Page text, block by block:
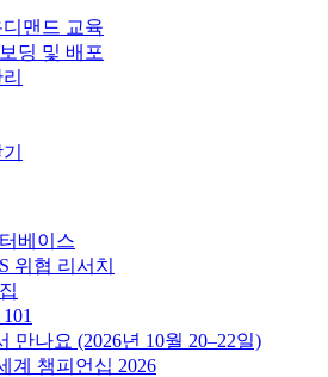
맨드 교육
딩 및 배포
베이스
위협 리서치
만나요 (2026년 10월 20–22일)
계 챔피언십 2026